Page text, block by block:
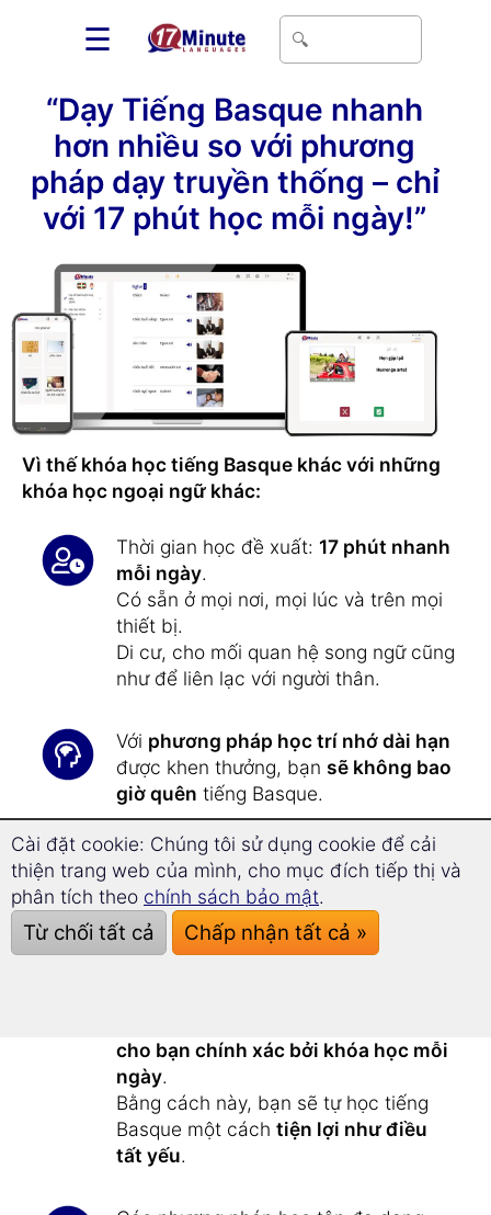
☰
“Dạy Tiếng Basque nhanh
hơn nhiều so với phương
pháp dạy truyền thống – chỉ
với 17 phút học mỗi ngày!”
Vì thế khóa học tiếng Basque khác với những
khóa học ngoại ngữ khác:
Thời gian học đề xuất: 17 phút nhanh
mỗi ngày.
Có sẵn ở mọi nơi, mọi lúc và trên mọi
thiết bị.
Di cư, cho mối quan hệ song ngữ cũng
như để liên lạc với người thân.
Với phương pháp học trí nhớ dài hạn
được khen thưởng, bạn sẽ không bao
giờ quên tiếng Basque.
Với công nghệ siêu học mới, bạn có
thể tiến bộ nhanh hơn 31,6% và tập
trung tốt hơn.
cho bạn chính xác bởi khóa học mỗi
ngày.
Bằng cách này, bạn sẽ tự học tiếng
Basque một cách tiện lợi như điều
tất yếu.
Cài đặt cookie: Chúng tôi sử dụng cookie để cải
thiện trang web của mình, cho mục đích tiếp thị và
phân tích theo chính sách bảo mật.
Từ chối tất cả Chấp nhận tất cả »